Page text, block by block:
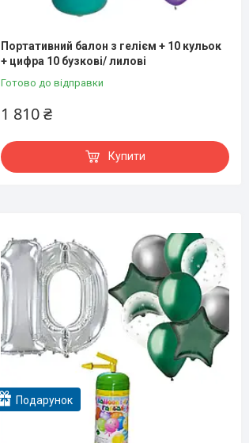
Портативний балон з гелієм + 10 кульок
+ цифра 10 бузкові/ лилові
Готово до відправки
1 810 ₴
Купити
Подарунок